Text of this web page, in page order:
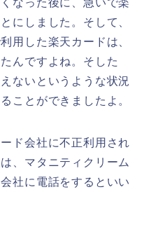
にしました。そして、
用した楽天カードは、
んですよね。そした
ないというような状況
ことができましたよ。
ド会社に不正利用され
、マタニティクリーム
社に電話をするといい